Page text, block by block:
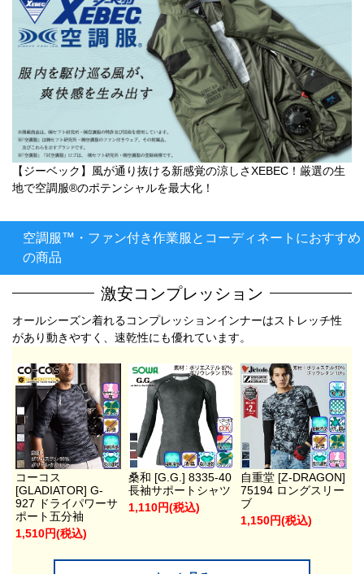
【ジーベック】風が通り抜ける新感覚の涼しさXEBEC！厳選の生
地で空調服®のポテンシャルを最大化！
空調服™・ファン付き作業服とコーディネートにおすすめ
の商品
激安コンプレッション
オールシーズン着れるコンプレッションインナーはストレッチ性
があり動きやすく、速乾性にも優れています。
コーコス
[GLADIATOR] G-
927 ドライパワーサ
ポート五分袖
1,510円(税込)
桑和 [G.G.] 8335-40
長袖サポートシャツ
1,110円(税込)
自重堂 [Z-DRAGON]
75194 ロングスリー
ブ
1,150円(税込)